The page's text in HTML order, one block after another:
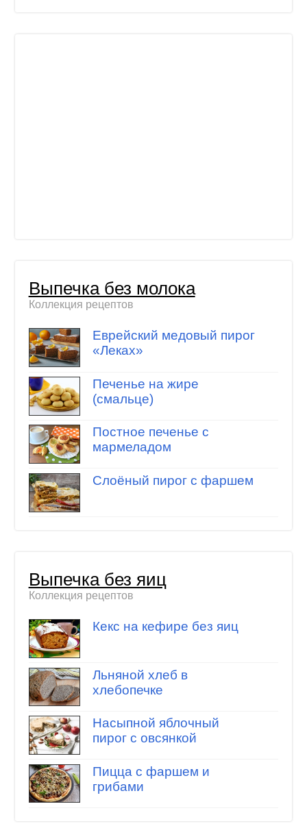
Выпечка без молока
Коллекция рецептов
Еврейский медовый пирог
«Леках»
Печенье на жире
(смальце)
Постное печенье с
мармеладом
Слоёный пирог с фаршем
Выпечка без яиц
Коллекция рецептов
Кекс на кефире без яиц
Льняной хлеб в
хлебопечке
Насыпной яблочный
пирог с овсянкой
Пицца с фаршем и
грибами